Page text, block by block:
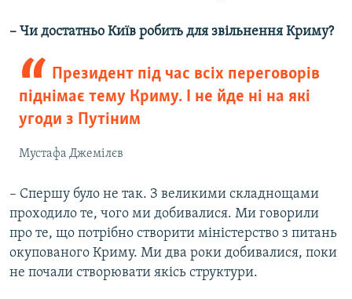
– Чи достатньо Київ робить для звільнення Криму?
Президент під час всіх переговорів
піднімає тему Криму. І не йде ні на які
угоди з Путіним
Мустафа Джемілєв
– Спершу було не так. З великими складнощами
проходило те, чого ми добивалися. Ми говорили
про те, що потрібно створити міністерство з питань
окупованого Криму. Ми два роки добивалися, поки
не почали створювати якісь структури.